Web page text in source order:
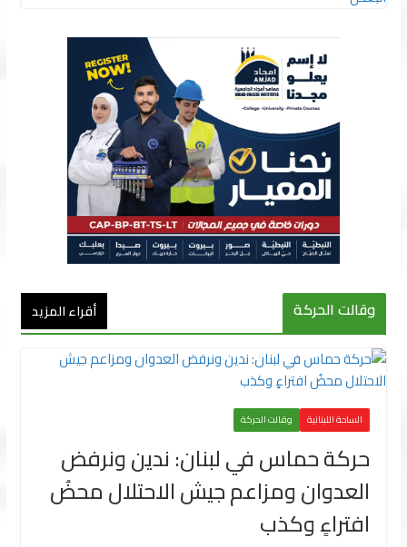
وقالت الحركة أقراء المزيد
الساحة اللبنانية وقالت الحركة
حركة حماس في لبنان: ندين ونرفض
العدوان ومزاعم جيش الاحتلال محضُ
افتراءٍ وكذب